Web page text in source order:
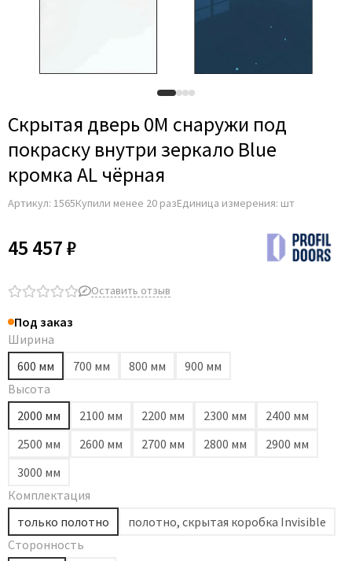
Alvero
Archie
Armadillo
Aurum Doors
Belwooddoors
Brandoors
Bussare
Comit
Covali
Dircode
Eclisse
El Porta
Fantom
Fimet
Fratelli Cattini
Fuaro
GlassTur
Скрытая дверь 0M снаружи под
покраску внутри зеркало Blue
кромка AL чёрная
Артикул: 1565Купили менее 20 разЕдиница измерения: шт
45 457 ₽
Оставить отзыв
Под заказ
Ширина
600 мм
700 мм 800 мм
900 мм
Высота
2000 мм
2100 мм 2200 мм 2300 мм
2400 мм
2500 мм
2600 мм 2700 мм 2800 мм
2900 мм
3000 мм
Комплектация
только полотно
полотно, скрытая коробка Invisible
Сторонность